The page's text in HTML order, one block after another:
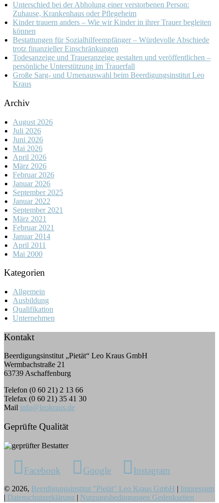
Unterschied bei der Abholung einer verstorbenen Person:
Zuhause, Krankenhaus oder Pflegeheim
Kinder trauern anders – Wie wir Kinder in ihrer Trauer begleiten
können
Bestattungen für Sozialhilfeempfänger – Würdevolle Abschiede
trotz finanzieller Einschränkungen
Todesanzeige und Traueranzeige gestalten und veröffentlichen –
persönliche Unterstützung im Trauerfall
Große Sarg- und Urnenauswahl beim Beerdigungsinstitut Leo
Kraus
Archiv
August 2026
Juli 2026
Juni 2026
Mai 2026
April 2026
März 2026
Februar 2026
Januar 2026
September 2025
Januar 2022
September 2021
März 2021
Februar 2021
Januar 2014
April 2011
Mai 2000
Kategorien
Allgemein
Ausbildung
Qualifikation
Unternehmen
Kontakt
Beerdigungsinstitut „Pietät“ Leo Kraus GmbH
Wermbachstraße 21
63739 Aschaffenburg
Telefon (0 60 21) 2 13 66
Telefax (0 60 21) 35 41 30
Mail info@leokraus.de
Geprüfte Qualität
Facebook Google Instagram
© 2026, Beerdigungsinstitut "Pietät" Leo Kraus GmbH | Impressum
| Datenschutzerklärung | Nutzungsbedingungen Gedenkseiten